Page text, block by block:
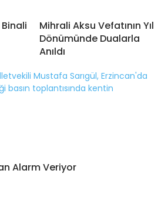
Mihrali Aksu Vefatının Yıl
Dönümünde Dualarla
Anıldı
Alarm Veriyor